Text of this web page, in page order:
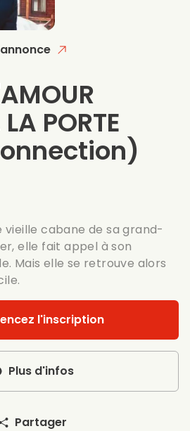
PORTE
vieille cabane de sa grand-
elle fait appel à son
Mais elle se retrouve alors
l'inscription
Plus d'infos
Partager